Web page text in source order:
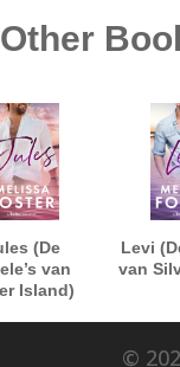
Other
(De
van
Island)
Levi
van
©